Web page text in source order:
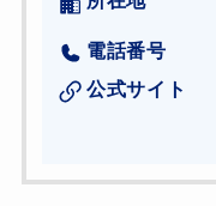
電話番号
公式サイト